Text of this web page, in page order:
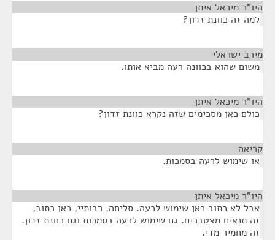
היו"ר מיכאל איתן
למה זה כוונת זדון?
מירב ישראלי
משום שהוא בכוונה רעה מביא אותו.
היו"ר מיכאל איתן
כולם כאן מסכימים שזה נקרא כוונת זדון?
קריאה
או שימוש לרעה בסמכות.
היו"ר מיכאל איתן
אבל לא כתוב כאן שימוש לרעה. סליחה, רבותיי, כאן כתוב,
זה תנאים מצטברים. גם שימוש לרעה בסמכות וגם כוונת זדון.
זה מחמיר מדי.